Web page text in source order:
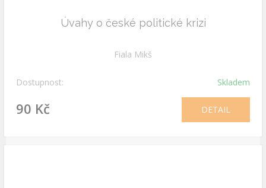
Úvahy o české politické krizi
Fiala Mikš
Dostupnost: Skladem
90 Kč DETAIL